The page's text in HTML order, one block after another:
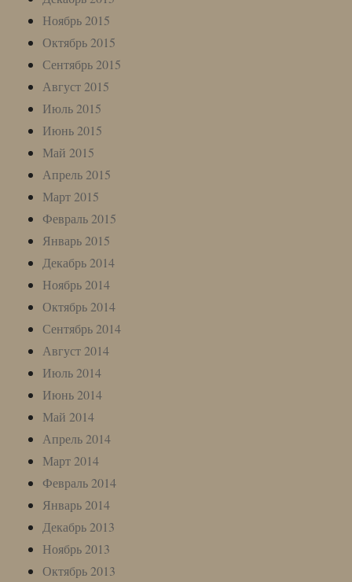
Ноябрь 2015
Октябрь 2015
Сентябрь 2015
Август 2015
Июль 2015
Июнь 2015
Май 2015
Апрель 2015
Март 2015
Февраль 2015
Январь 2015
Декабрь 2014
Ноябрь 2014
Октябрь 2014
Сентябрь 2014
Август 2014
Июль 2014
Июнь 2014
Май 2014
Апрель 2014
Март 2014
Февраль 2014
Январь 2014
Декабрь 2013
Ноябрь 2013
Октябрь 2013